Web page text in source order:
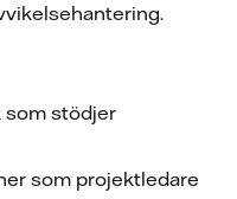
som stödjer
som projektledare